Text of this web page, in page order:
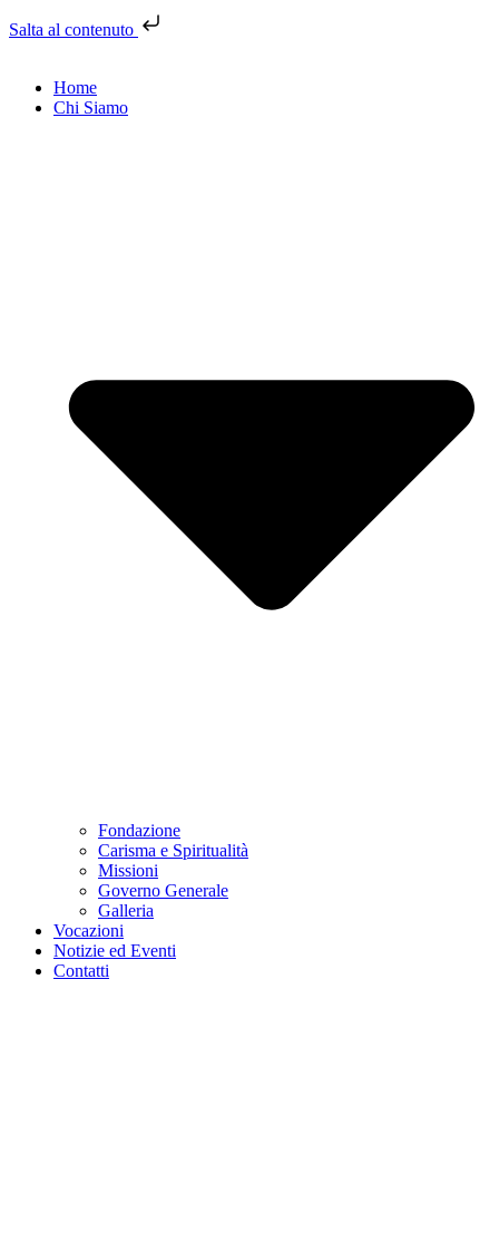
Salta al contenuto
Home
Chi Siamo
Fondazione
Carisma e Spiritualità
Missioni
Governo Generale
Galleria
Vocazioni
Notizie ed Eventi
Contatti